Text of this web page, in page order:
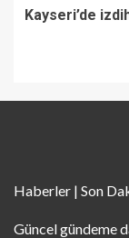
Kayseri’de
Haberler | Son
Güncel gündeme